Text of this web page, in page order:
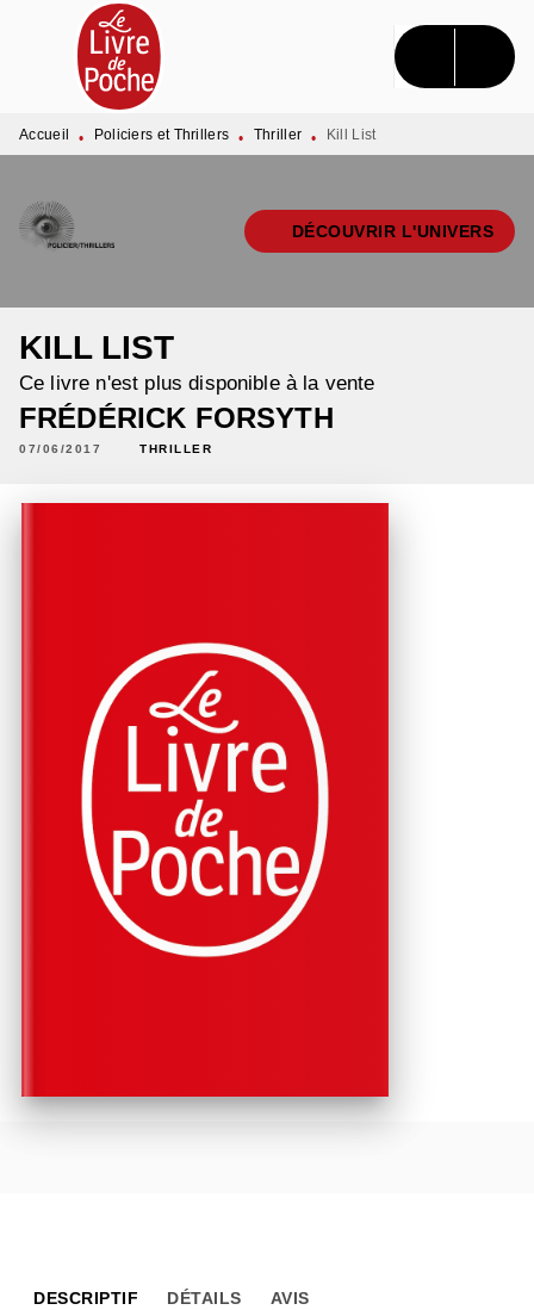
MENU RECHERCHE CONTENU
PIED DE PAGE
Accueil • Policiers et Thrillers • Thriller • Kill List
DÉCOUVRIR L'UNIVERS
KILL LIST
Ce livre n'est plus disponible à la vente
FRÉDÉRICK FORSYTH
07/06/2017 THRILLER
DESCRIPTIF DÉTAILS AVIS